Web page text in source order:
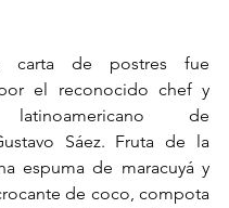
carta de postres fue
el reconocido chef y
latinoamericano de
Sáez. Fruta de la
espuma de maracuyá y
de coco, compota